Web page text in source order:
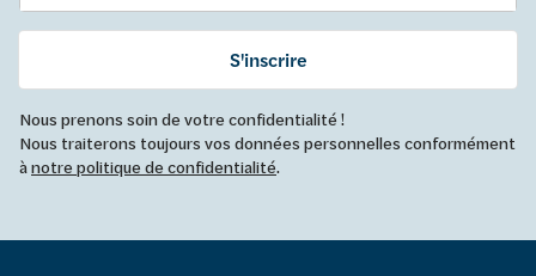
S'inscrire
Nous prenons soin de votre confidentialité !
Nous traiterons toujours vos données personnelles conformément
ànotre politique de confidentialité.